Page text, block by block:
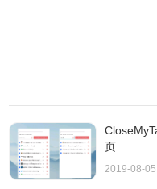
页
2019-08-05